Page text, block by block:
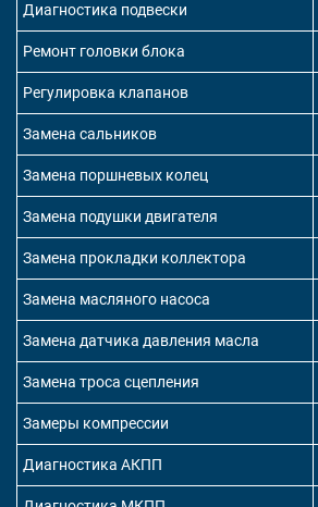
Диагностика подвески
Ремонт головки блока
Регулировка клапанов
Замена сальников
Замена поршневых колец
Замена подушки двигателя
Замена прокладки коллектора
Замена масляного насоса
Замена датчика давления масла
Замена троса сцепления
Замеры компрессии
Диагностика АКПП